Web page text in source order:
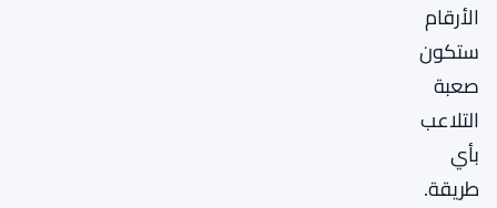
الأرقام
ستكون
صعبة
التلاعب
بأي
طريقة.